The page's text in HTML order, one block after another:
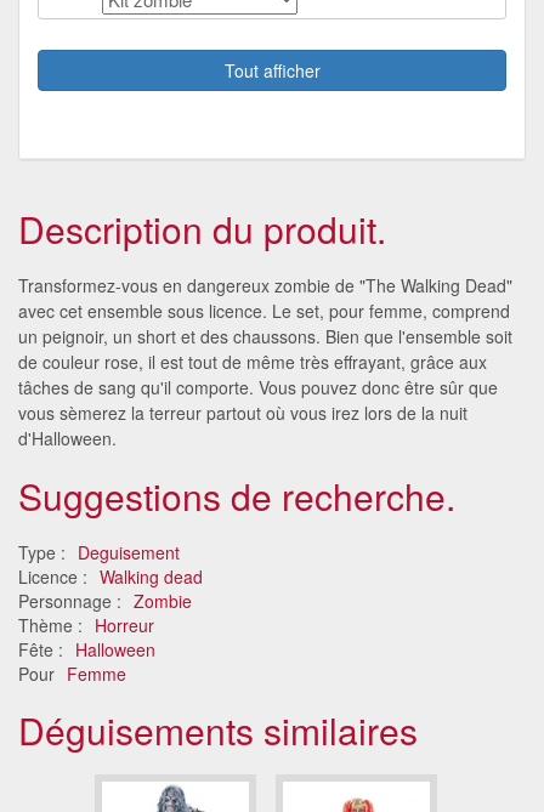
Tout afficher
Description du produit.
Transformez-vous en dangereux zombie de "The Walking Dead"
avec cet ensemble sous licence. Le set, pour femme, comprend
un peignoir, un short et des chaussons. Bien que l'ensemble soit
de couleur rose, il est tout de même très effrayant, grâce aux
tâches de sang qu'il comporte. Vous pouvez donc être sûr que
vous sèmerez la terreur partout où vous irez lors de la nuit
d'Halloween.
Suggestions de recherche.
Type : Deguisement
Licence : Walking dead
Personnage : Zombie
Thème : Horreur
Fête : Halloween
Pour Femme
Déguisements similaires